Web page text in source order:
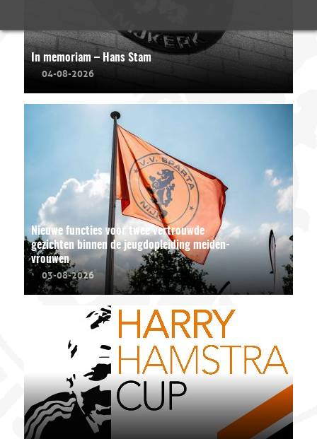
In memoriam – Hans Stam
04-08-2026
Nieuwe functies voor twee vertrouwde
gezichten binnen de jeugdopleiding meiden-
vrouwen
03-08-2026